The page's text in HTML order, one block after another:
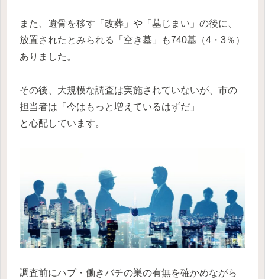
また、遺骨を移す「改葬」や「墓じまい」の後に、
放置されたとみられる「空き墓」も740基（4・3％）
ありました。
その後、大規模な調査は実施されていないが、市の
担当者は「今はもっと増えているはずだ」
と心配しています。
調査前にハブ・働きバチの巣の有無を確かめながら